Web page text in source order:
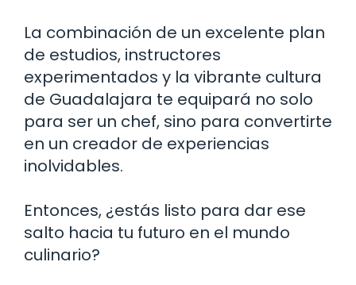
La combinación de un excelente plan
de estudios, instructores
experimentados y la vibrante cultura
de Guadalajara te equipará no solo
para ser un chef, sino para convertirte
en un creador de experiencias
inolvidables.
Entonces, ¿estás listo para dar ese
salto hacia tu futuro en el mundo
culinario?